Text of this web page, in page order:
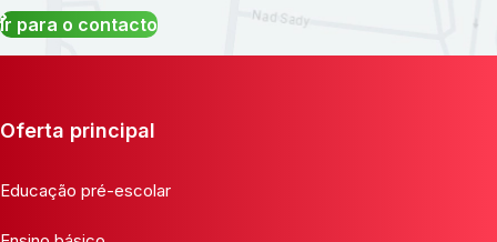
Ir para o contacto
Oferta principal
Educação pré-escolar